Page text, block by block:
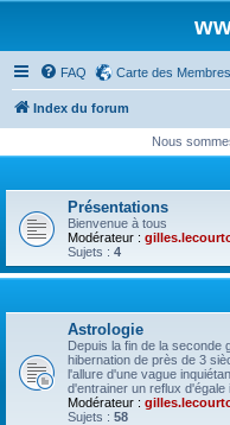
FAQ Carte des Membres
Index du forum
Nous
Présentations
Bienvenue à tous
Modérateur :
Sujets : 4
Astrologie
Depuis la fin de la seconde
hibernation de près de 3
l'allure d'une vague
d'entrainer un reflux d'égale
Modérateur :
Sujets : 58